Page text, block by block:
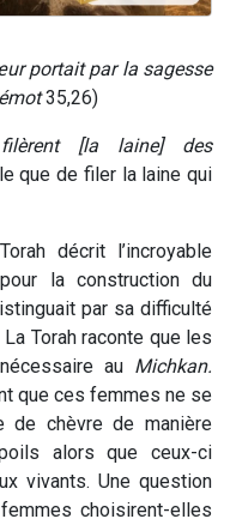
portait par la sagesse
35,26)
filèrent [la laine] des
que de filer la laine qui
décrit l’incroyable
la construction du
par sa difficulté
Torah raconte que les
au Michkan.
que ces femmes ne se
de chèvre de manière
alors que ceux-ci
vivants. Une question
choisirent-elles